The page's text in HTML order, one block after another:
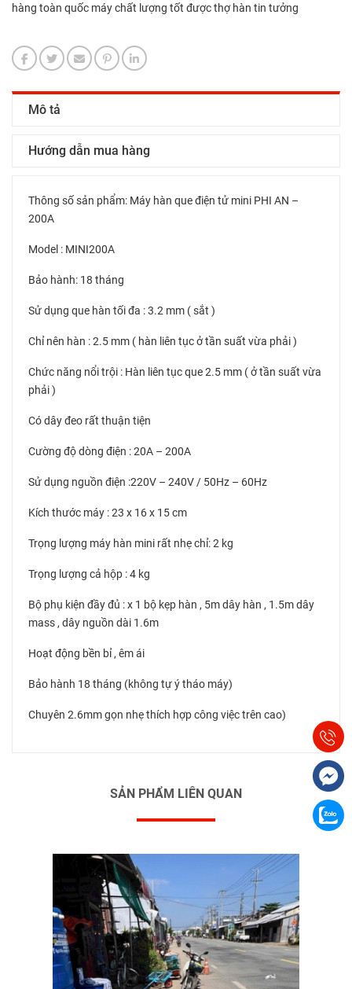
hàng toàn quốc máy chất lượng tốt được thợ hàn tin tưởng
Mô tả
Hướng dẫn mua hàng
Thông số sản phẩm: Máy hàn que điện tử mini PHI AN –
200A
Model : MINI200A
Bảo hành: 18 tháng
Sử dụng que hàn tối đa : 3.2 mm ( sắt )
Chỉ nên hàn : 2.5 mm ( hàn liên tục ở tần suất vừa phải )
Chức năng nổi trội : Hàn liên tục que 2.5 mm ( ở tần suất vừa
phải )
Có dây đeo rất thuận tiện
Cường độ dòng điện : 20A – 200A
Sử dụng nguồn điện :220V – 240V / 50Hz – 60Hz
Kích thước máy : 23 x 16 x 15 cm
Trọng lượng máy hàn mini rất nhẹ chỉ: 2 kg
Trọng lượng cả hộp : 4 kg
Bộ phụ kiện đầy đủ : x 1 bộ kẹp hàn , 5m dây hàn , 1.5m dây
mass , dây nguồn dài 1.6m
Hoạt động bền bỉ , êm ái
Bảo hành 18 tháng (không tự ý tháo máy)
Chuyên 2.6mm gọn nhẹ thích hợp công việc trên cao)
SẢN PHẨM LIÊN QUAN